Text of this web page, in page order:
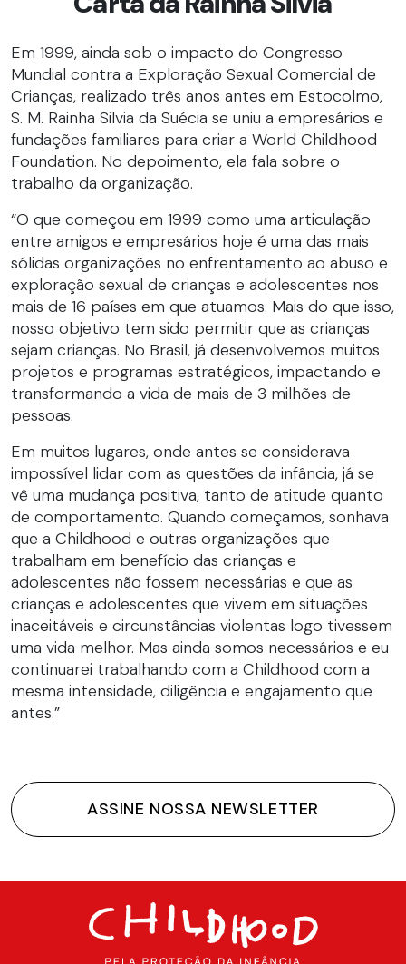
Em 1999, ainda sob o impacto do Congresso
Mundial contra a Exploração Sexual Comercial de
Crianças, realizado três anos antes em Estocolmo,
S. M. Rainha Silvia da Suécia se uniu a empresários e
fundações familiares para criar a World Childhood
Foundation. No depoimento, ela fala sobre o
trabalho da organização.
“O que começou em 1999 como uma articulação
entre amigos e empresários hoje é uma das mais
sólidas organizações no enfrentamento ao abuso e
exploração sexual de crianças e adolescentes nos
mais de 16 países em que atuamos. Mais do que isso,
nosso objetivo tem sido permitir que as crianças
sejam crianças. No Brasil, já desenvolvemos muitos
projetos e programas estratégicos, impactando e
transformando a vida de mais de 3 milhões de
pessoas.
Em muitos lugares, onde antes se considerava
impossível lidar com as questões da infância, já se
vê uma mudança positiva, tanto de atitude quanto
de comportamento. Quando começamos, sonhava
que a Childhood e outras organizações que
trabalham em benefício das crianças e
adolescentes não fossem necessárias e que as
crianças e adolescentes que vivem em situações
inaceitáveis e circunstâncias violentas logo tivessem
uma vida melhor. Mas ainda somos necessários e eu
continuarei trabalhando com a Childhood com a
mesma intensidade, diligência e engajamento que
antes.”
ASSINE NOSSA NEWSLETTER